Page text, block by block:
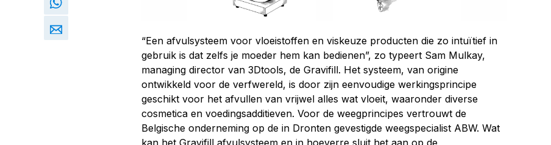
“Een afvulsysteem voor vloeistoffen en viskeuze producten die zo intuïtief in
gebruik is dat zelfs je moeder hem kan bedienen”, zo typeert Sam Mulkay,
managing director van 3Dtools, de Gravifill. Het systeem, van origine
ontwikkeld voor de verfwereld, is door zijn eenvoudige werkingsprincipe
geschikt voor het afvullen van vrijwel alles wat vloeit, waaronder diverse
cosmetica en voedingsadditieven. Voor de weegprincipes vertrouwt de
Belgische onderneming op de in Dronten gevestigde weegspecialist ABW. Wat
kan het Gravifill afvulsysteem en in hoeverre sluit het aan op de